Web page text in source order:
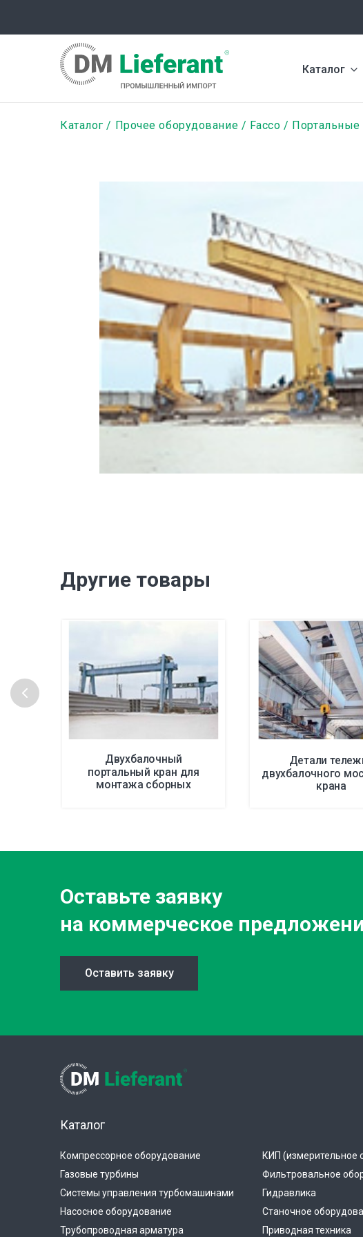
содержанию
Каталог
Строка
Каталог Прочее оборудование Facco
Другие товары
Двухбалочный
портальный кран для
монтажа сборных
Детали
двухбалочного
крана
Оставьте заявку
на коммерческое
Оставить заявку
Каталог
Компрессорное оборудование
Газовые турбины
Системы управления турбомашинами
Насосное оборудование
Трубопроводная арматура
КИП (измерительное
Фильтровальное
Гидравлика
Станочное
Приводная техника